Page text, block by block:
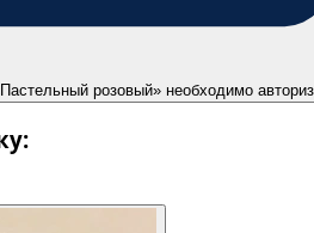
розовый» необходимо